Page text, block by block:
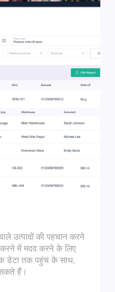
उत्पादों की पहचान करने
करने में मदद करने के लिए
डेटा तक पहुंच के साथ,
हैं।